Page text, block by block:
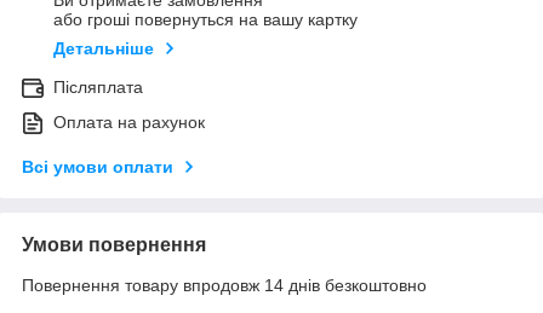
або гроші повернуться на вашу картку
Детальніше
Післяплата
Оплата на рахунок
Всі умови оплати
Умови повернення
Повернення товару впродовж 14 днів безкоштовно